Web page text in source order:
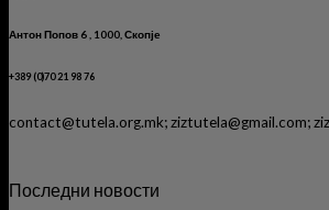
Антон Попов 6 , 1000, Скопје
+389 (0)70 21 98 76
contact@tutela.org.mk; ziztutela@gmail.com;
Последни новости